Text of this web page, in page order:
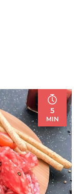
5
MIN